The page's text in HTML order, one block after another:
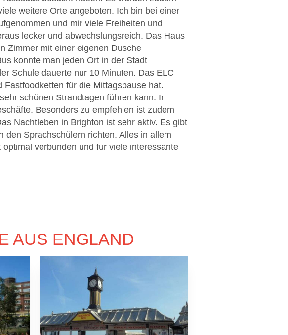
weitere Orte angeboten. Ich bin bei einer
und mir viele Freiheiten und
lecker und abwechslungsreich. Das Haus
Zimmer mit einer eigenen Dusche
konnte man jeden Ort in der Stadt
Schule dauerte nur 10 Minuten. Das ELC
für die Mittagspause hat.
schönen Strandtagen führen kann. In
Besonders zu empfehlen ist zudem
Nachtleben in Brighton ist sehr aktiv. Es gibt
den Sprachschülern richten. Alles in allem
verbunden und für viele interessante
AUS ENGLAND